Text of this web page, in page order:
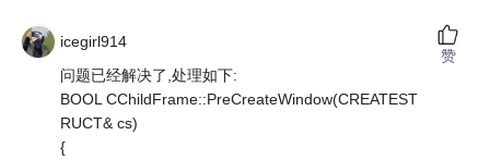
icegirl914
问题已经解决了,处理如下:
BOOL CChildFrame::PreCreateWindow(CREATEST
RUCT& cs)
{
赞